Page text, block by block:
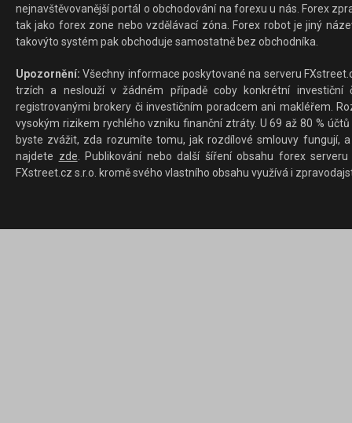
nejnavštěvovanější portál o obchodování na forexu u nás. Forex
tak jako forex zone nebo vzdělávací zóna. Forex robot je jiný
takovýto systém pak obchoduje samostatně bez obchodníka.
Upozornění: Všechny informace poskytované na serveru
trzích a neslouží v žádném případě coby konkrétní investiční
registrovanými brokery či investičním poradcem ani makléřem.
vysokým rizikem rychlého vzniku finanční ztráty. U 69 až 80 %
byste zvážit, zda rozumíte tomu, jak rozdílové smlouvy fungují,
najdete zde. Publikování nebo další šíření obsahu forex
FXstreet.cz s.r.o. kromě svého vlastního obsahu využívá i